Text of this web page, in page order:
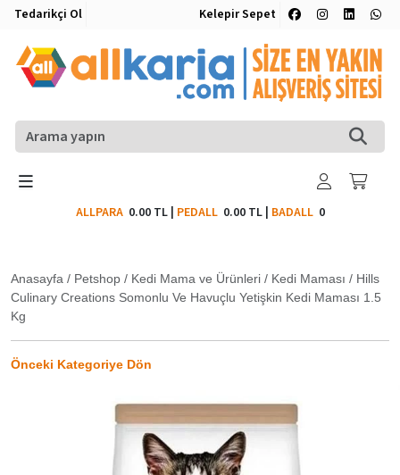
Tedarikçi Ol Kelepir Sepet
ALLPARA 0.00 TL| PEDALL 0.00 TL| BADALL0
Anasayfa / Petshop / Kedi Mama ve Ürünleri / Kedi Maması / Hills
Culinary Creations Somonlu Ve Havuçlu Yetişkin Kedi Maması 1.5
Kg
Önceki Kategoriye Dön